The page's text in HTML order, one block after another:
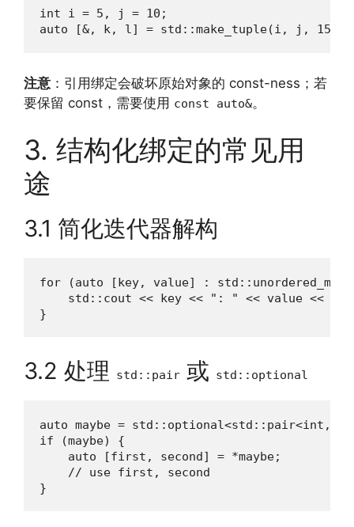
int i = 5, j = 10;
auto [&, k, l] = std::make_tuple(i, j, 15); //
注意 ：引用绑定会破坏原始对象的 const-ness；若
要保留 const，需要使用 const auto&。
3. 结构化绑定的常见用
途
3.1 简化迭代器解构
for (auto [key, value] :
std::cout << key << ": " << value <<
}
3.2 处理 std::pair 或 std::optional
auto maybe = std::optional<std::pair<int,
if (maybe) {
    auto [first, second] = *maybe;
    // use first, second
}